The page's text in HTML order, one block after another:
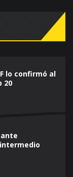
lo confirmó al
20